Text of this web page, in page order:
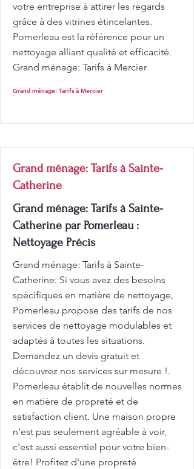
votre entreprise à attirer les regards
grâce à des vitrines étincelantes.
Pomerleau est la référence pour un
nettoyage alliant qualité et efficacité.
Grand ménage: Tarifs à Mercier
Grand ménage: Tarifs à Mercier
Grand ménage: Tarifs à Sainte-
Catherine
Grand ménage: Tarifs à Sainte-
Catherine par Pomerleau :
Nettoyage Précis
Grand ménage: Tarifs à Sainte-
Catherine: Si vous avez des besoins
spécifiques en matière de nettoyage,
Pomerleau propose des tarifs de nos
services de nettoyage modulables et
adaptés à toutes les situations.
Demandez un devis gratuit et
découvrez nos services sur mesure !.
Pomerleau établit de nouvelles normes
en matière de propreté et de
satisfaction client. Une maison propre
n'est pas seulement agréable à voir,
c'est aussi essentiel pour votre bien-
être! Profitez d'une propreté